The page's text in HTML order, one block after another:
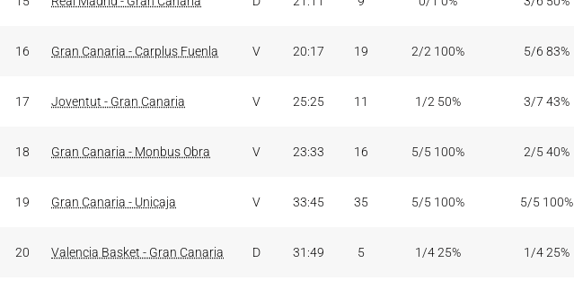
16 Gran Canaria - Carplus Fuenla V 20:17 19 2/2 100% 5/6 83%
17 Joventut - Gran Canaria V 25:25 11 1/2 50% 3/7 43%
18 Gran Canaria - Monbus Obra V 23:33 16 5/5 100% 2/5 40%
19 Gran Canaria - Unicaja V 33:45 35 5/5 100% 5/5 100%
20 Valencia Basket - Gran Canaria D 31:49 5 1/4 25% 1/4 25%